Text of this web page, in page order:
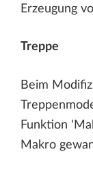
Erzeugung
Treppe
Beim
Funktion
Makro